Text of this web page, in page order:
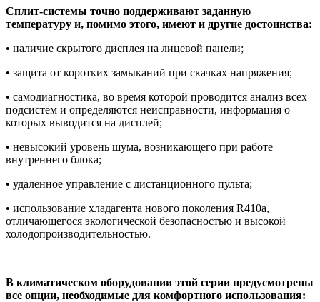
Сплит-системы точно поддерживают заданную
температуру и, помимо этого, имеют и другие достоинства:
• наличие скрытого дисплея на лицевой панели;
• защита от коротких замыканий при скачках напряжения;
• самодиагностика, во время которой проводится анализ всех
подсистем и определяются неисправности, информация о
которых выводится на дисплей;
• невысокий уровень шума, возникающего при работе
внутреннего блока;
• удаленное управление с дистанционного пульта;
• использование хладагента нового поколения R410a,
отличающегося экологической безопасностью и высокой
холодопроизводительностью.
В климатическом оборудовании этой серии предусмотрены
все опции, необходимые для комфортного использования: